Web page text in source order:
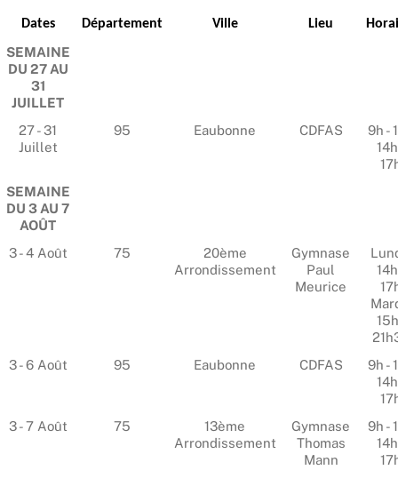
Dates Département Ville Lieu
SEMAINE
DU 27 AU
31
JUILLET
27 - 31
Juillet
95 Eaubonne CDFAS
9h -
SEMAINE
DU 3 AU 7
AOÛT
3 - 4 Août
75
20ème
Arrondissement
Gymnase
Paul
Meurice
3 - 6 Août
95 Eaubonne CDFAS
9h -
3 - 7 Août
75
13ème
Arrondissement
Gymnase
Thomas
Mann
9h -